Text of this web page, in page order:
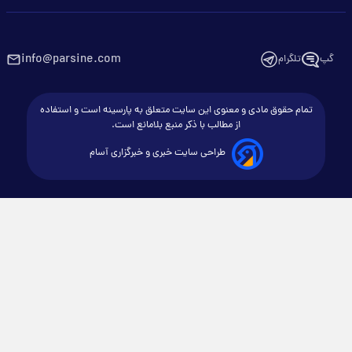
گپ تلگرام info@parsine.com
تمام حقوق مادی و معنوی این سایت متعلق به پارسینه است و استفاده
از مطالب با ذکر منبع بلامانع است.
طراحی سایت خبری و خبرگزاری آسام